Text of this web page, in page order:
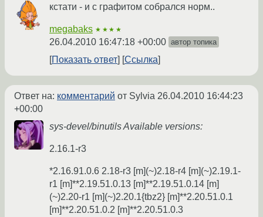
кстати - и с графитом собрался норм..
megabaks ★★★★
26.04.2010 16:47:18 +00:00 автор топика
Показать ответ Ссылка
Ответ на: комментарий от Sylvia 26.04.2010 16:44:23
+00:00
sys-devel/binutils Available versions:
2.16.1-r3
*2.16.91.0.6 2.18-r3 [m](~)2.18-r4 [m](~)2.19.1-
r1 [m]**2.19.51.0.13 [m]**2.19.51.0.14 [m]
(~)2.20-r1 [m](~)2.20.1{tbz2} [m]**2.20.51.0.1
[m]**2.20.51.0.2 [m]**2.20.51.0.3